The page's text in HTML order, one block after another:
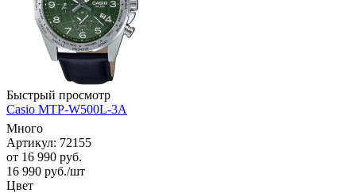
Быстрый просмотр
Casio MTP-W500L-3A
Много
Артикул: 72155
от 16 990 руб.
16 990 руб./шт
Цвет